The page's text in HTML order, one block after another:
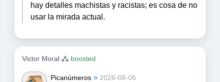
hay detalles machistas y racistas; es cosa de no
usar la mirada actual.
Victor Moral ⁂boosted
Picanúmeros » 2026-08-06